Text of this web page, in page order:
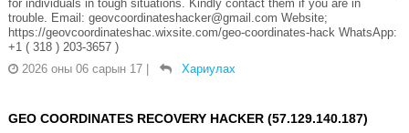
for individuals in tough situations. Kindly contact them if you are in
trouble. Email: geovcoordinateshacker@gmail.com Website;
https://geovcoordinateshac.wixsite.com/geo-coordinates-hack WhatsApp:
+1 ( 318 ) 203-3657 )
2026 оны 06 сарын 17
Хариулах
GEO COORDINATES RECOVERY HACKER (57.129.140.187)